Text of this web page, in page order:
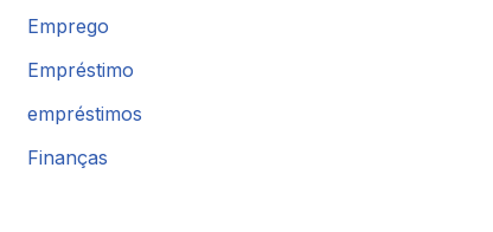
Emprego
Empréstimo
empréstimos
Finanças